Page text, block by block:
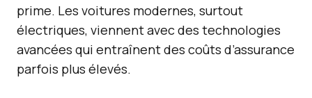
prime. Les voitures modernes, surtout
électriques, viennent avec des technologies
avancées qui entraînent des coûts d’assurance
parfois plus élevés.